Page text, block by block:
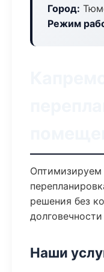
Город:
Режим
Оптимизируем
решения без
Наши